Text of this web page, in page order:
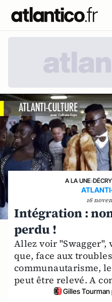
A LA UNE›
16
Intégration :
perdu !
Allez voir "Swagger",
que, face aux
communautarisme,
peut être relevé. A
Gilles